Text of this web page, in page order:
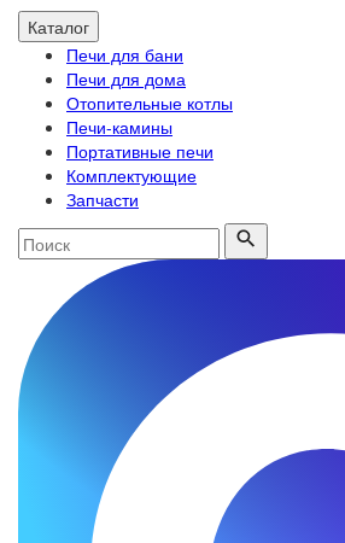
Каталог
Печи для бани
Печи для дома
Отопительные котлы
Печи-камины
Портативные печи
Комплектующие
Запчасти